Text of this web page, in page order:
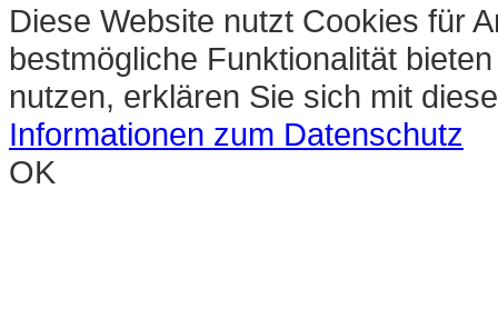
Diese Website nutzt Cookies für
bestmögliche Funktionalität
nutzen, erklären Sie sich mit
Informationen zum Datenschutz
OK